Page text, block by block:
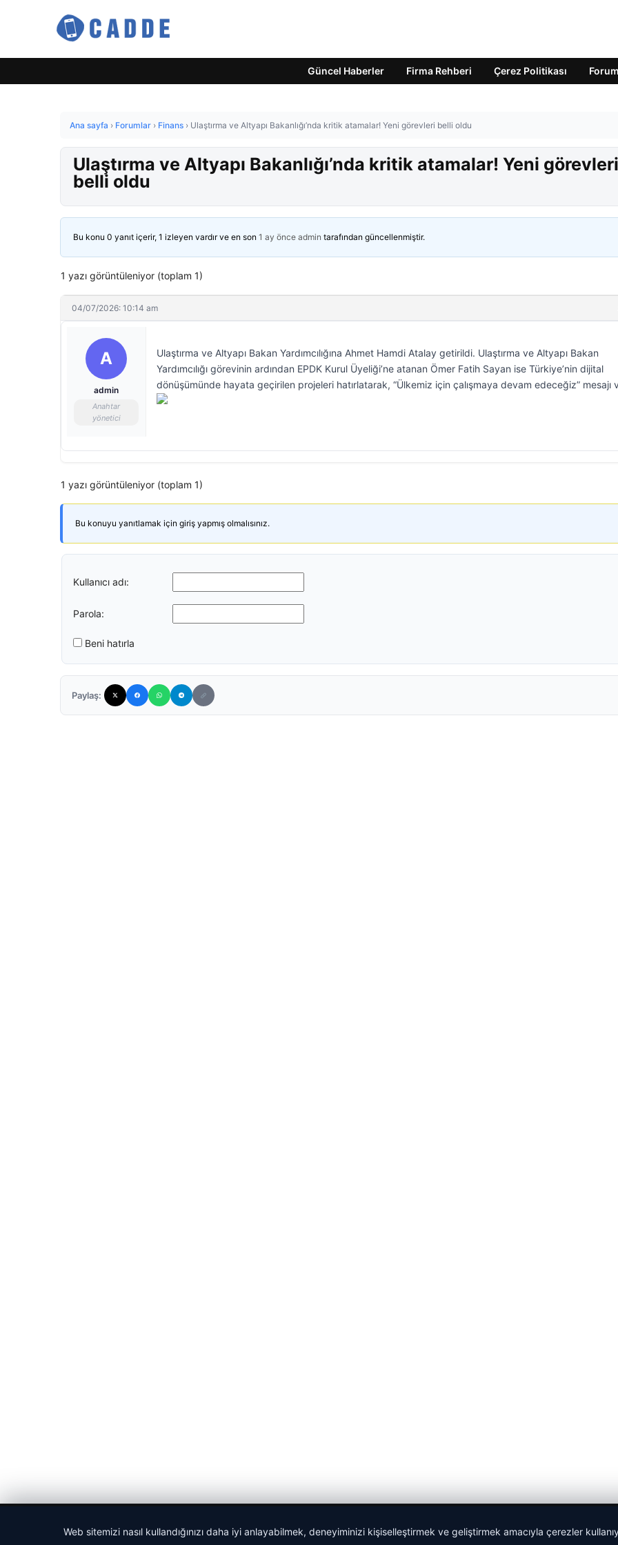
Güncel Haberler Firma Rehberi Çerez Politikası Forum
Ana sayfa › Forumlar › Finans › Ulaştırma ve Altyapı Bakanlığı’nda kritik atamalar! Yeni görevleri belli oldu
Ulaştırma ve Altyapı Bakanlığı’nda kritik atamalar! Yeni görevleri
belli oldu
Bu konu 0 yanıt içerir, 1 izleyen vardır ve en son 1 ay önce admin tarafından güncellenmiştir.
1 yazı görüntüleniyor (toplam 1)
04/07/2026: 10:14 am
A
admin
Anahtar
yönetici
Ulaştırma ve Altyapı Bakan Yardımcılığına Ahmet Hamdi Atalay getirildi. Ulaştırma ve Altyapı Bakan
Yardımcılığı görevinin ardından EPDK Kurul Üyeliği’ne atanan Ömer Fatih Sayan ise Türkiye’nin dijital
dönüşümünde hayata geçirilen projeleri hatırlatarak, “Ülkemiz için çalışmaya devam edeceğiz” mesajı
1 yazı görüntüleniyor (toplam 1)
Bu konuyu yanıtlamak için giriş yapmış olmalısınız.
Kullanıcı adı:
Parola:
Beni hatırla
Paylaş:
Web sitemizi nasıl kullandığınızı daha iyi anlayabilmek, deneyiminizi kişiselleştirmek ve geliştirmek amacıyla çerezler